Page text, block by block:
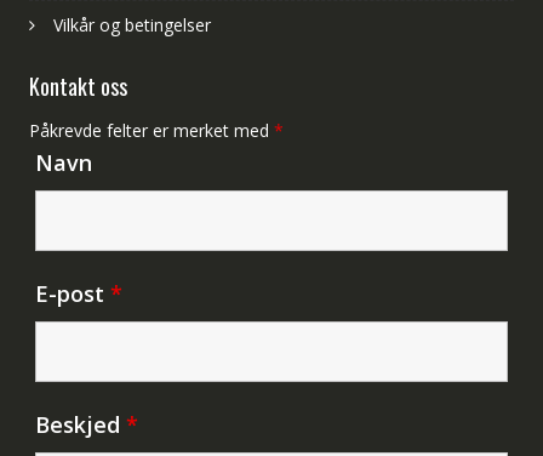
Vilkår og betingelser
Kontakt oss
Påkrevde felter er merket med *
Navn
E-post *
Beskjed *